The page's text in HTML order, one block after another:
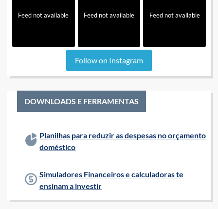
Feed not available Feed not available Feed not available
Follow on Instagram
DOWNLOADS E FERRAMENTAS
Planilhas para reduzir as despesas no orçamento
doméstico
Simuladores Financeiros e calculadoras te
ensinam a investir